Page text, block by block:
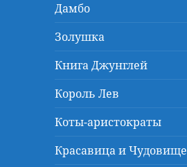
Дамбо
Золушка
Книга Джунглей
Король Лев
Коты-аристократы
Красавица и Чудовище